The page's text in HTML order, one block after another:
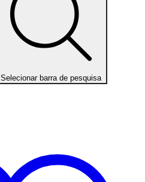
Selecionar barra de pesquisa